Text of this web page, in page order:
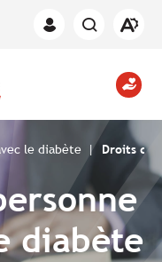
Espace
Ouvrir
le diabète Droits de
diabète